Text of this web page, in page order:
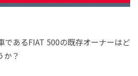
であるFIAT 500の既存オーナーはど
か？